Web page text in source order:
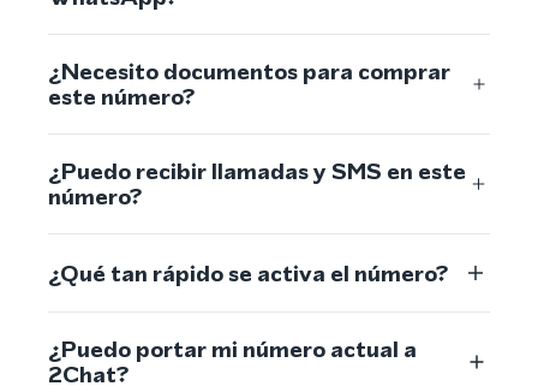
¿Necesito documentos para comprar
este número?
¿Puedo recibir llamadas y SMS en este
número?
¿Qué tan rápido se activa el número?
¿Puedo portar mi número actual a
2Chat?